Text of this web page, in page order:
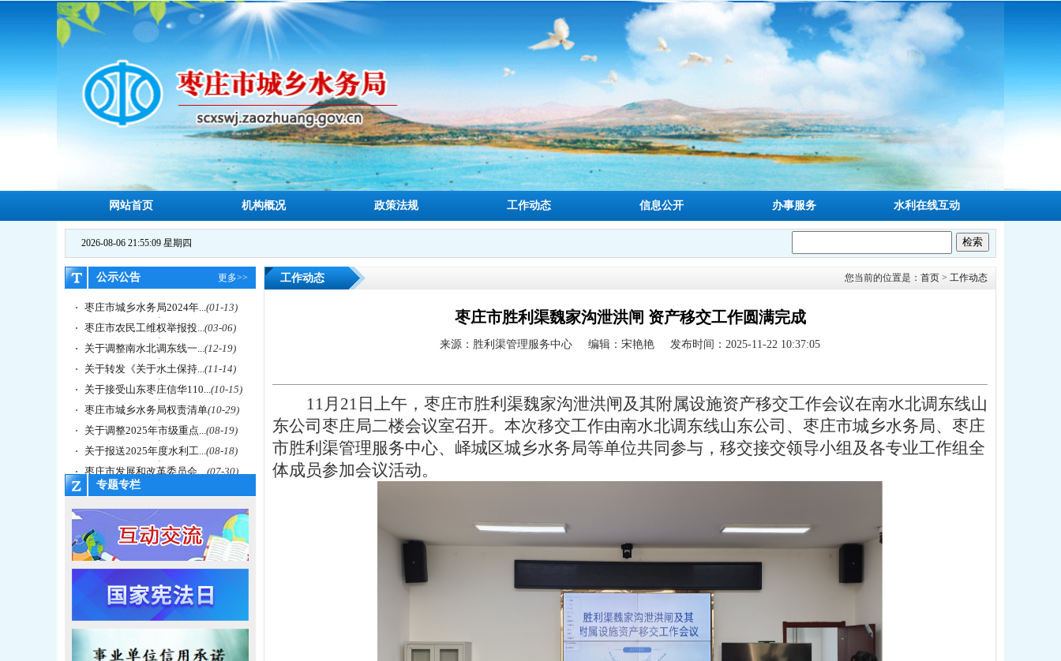
网站首页 机构概况 政策法规 工作动态 信息公开 办事服务 水利在线互动
2026-08-06 21:55:10 星期四
公示公告 更多>>
枣庄市城乡水务局2024年...(01-13)
枣庄市农民工维权举报投...(03-06)
关于调整南水北调东线一...(12-19)
关于转发《关于水土保持...(11-14)
关于接受山东枣庄信华110...(10-15)
枣庄市城乡水务局权责清单(10-29)
关于调整2025年市级重点...(08-19)
关于报送2025年度水利工...(08-18)
枣庄市发展和改革委员会 ...(07-30)
专题专栏
工作动态 您当前的位置是： 首页 > 工作动态
枣庄市胜利渠魏家沟泄洪闸 资产移交工作圆满完成
来源：胜利渠管理服务中心 编辑：宋艳艳 发布时间：2025-11-22 10:37:05
11月21日上午，枣庄市胜利渠魏家沟泄洪闸及其附属设施资产移交工作会议在南水北调东线山
东公司枣庄局二楼会议室召开。本次移交工作由南水北调东线山东公司、枣庄市城乡水务局、枣庄
市胜利渠管理服务中心、峄城区城乡水务局等单位共同参与，移交接交领导小组及各专业工作组全
体成员参加会议活动。